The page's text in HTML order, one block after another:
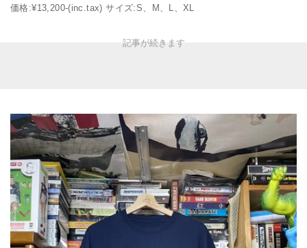
価格:¥13,200-(inc.tax) サイズ:S、M、L、XL